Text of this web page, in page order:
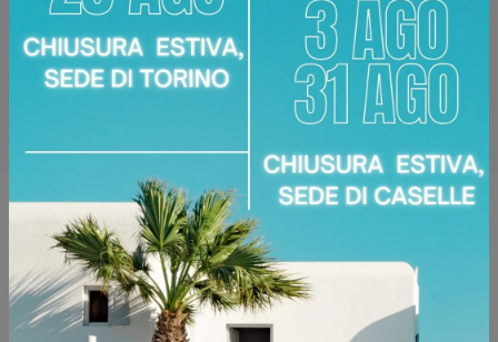
Dimensioni:300 x 25 x 165 cm
Disponibile presso:
Area Arredamenti Corso Racconigi, 134
Torino
Zone servite: Torino Torinese, Chieri, Chivasso,
Ciriè, Collegno, Moncalieri, Settimo Torinese...
Richiedi Maggiori Informazioni